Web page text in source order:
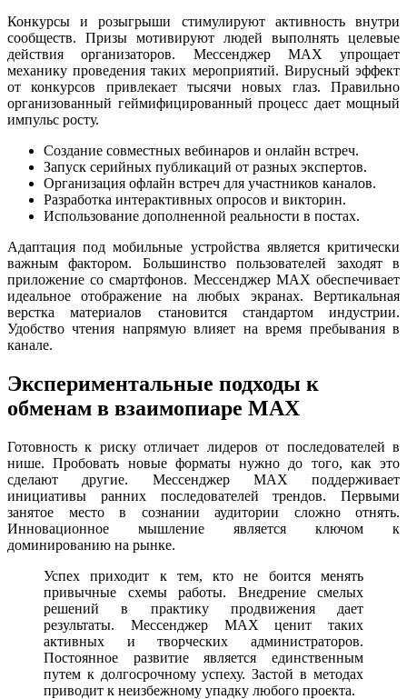
Конкурсы и розыгрыши стимулируют активность внутри
сообществ. Призы мотивируют людей выполнять целевые
действия организаторов. Мессенджер MAX упрощает
механику проведения таких мероприятий. Вирусный эффект
от конкурсов привлекает тысячи новых глаз. Правильно
организованный геймифицированный процесс дает мощный
импульс росту.
Создание совместных вебинаров и онлайн встреч.
Запуск серийных публикаций от разных экспертов.
Организация офлайн встреч для участников каналов.
Разработка интерактивных опросов и викторин.
Использование дополненной реальности в постах.
Адаптация под мобильные устройства является критически
важным фактором. Большинство пользователей заходят в
приложение со смартфонов. Мессенджер MAX обеспечивает
идеальное отображение на любых экранах. Вертикальная
верстка материалов становится стандартом индустрии.
Удобство чтения напрямую влияет на время пребывания в
канале.
Экспериментальные подходы к
обменам в взаимопиаре MAX
Готовность к риску отличает лидеров от последователей в
нише. Пробовать новые форматы нужно до того, как это
сделают другие. Мессенджер MAX поддерживает
инициативы ранних последователей трендов. Первыми
занятое место в сознании аудитории сложно отнять.
Инновационное мышление является ключом к
доминированию на рынке.
Успех приходит к тем, кто не боится менять
привычные схемы работы. Внедрение смелых
решений в практику продвижения дает
результаты. Мессенджер MAX ценит таких
активных и творческих администраторов.
Постоянное развитие является единственным
путем к долгосрочному успеху. Застой в методах
приводит к неизбежному упадку любого проекта.